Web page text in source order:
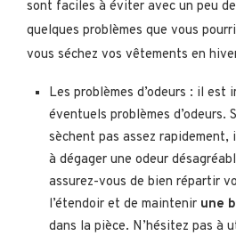
sont faciles à éviter avec un peu
quelques problèmes que vous
vous séchez vos vêtements en
Les problèmes d’odeurs : il est
éventuels problèmes d’odeurs.
sèchent pas assez rapidement,
à dégager une odeur
assurez-vous de bien répartir
l’étendoir et de maintenir une
dans la pièce. N’hésitez pas à